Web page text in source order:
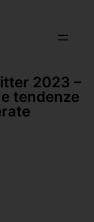
2023 –
tendenze